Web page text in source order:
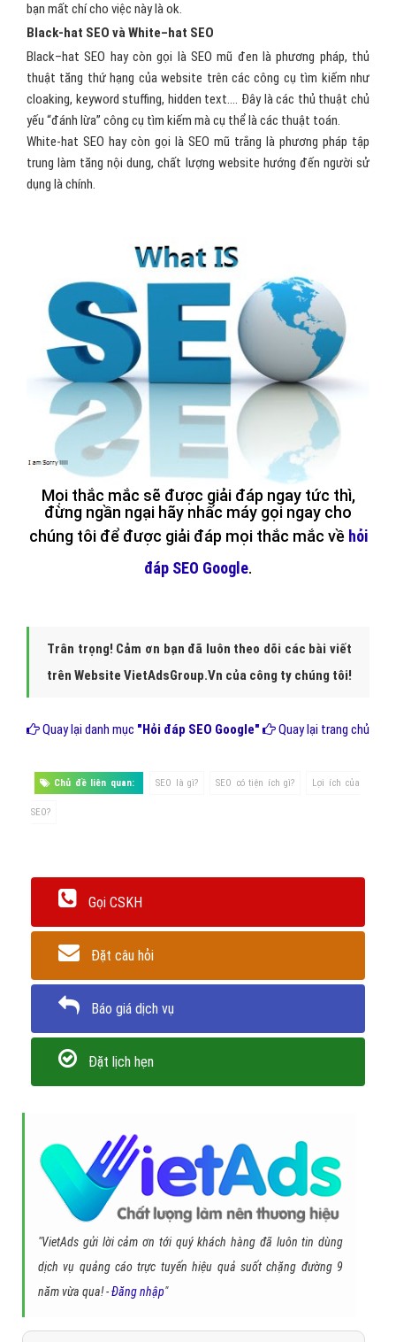
bạn mất chí cho việc này là ok.
Black-hat SEO và White–hat SEO
Black–hat SEO hay còn gọi là SEO mũ đen là phương pháp, thủ
thuật tăng thứ hạng của website trên các công cụ tìm kiếm như
cloaking, keyword stuffing, hidden text…. Đây là các thủ thuật chủ
yếu “đánh lừa” công cụ tìm kiếm mà cụ thể là các thuật toán.
White-hat SEO hay còn gọi là SEO mũ trắng là phương pháp tập
trung làm tăng nội dung, chất lượng website hướng đến người sử
dụng là chính.
Mọi thắc mắc sẽ được giải đáp ngay tức thì,
đừng ngần ngại hãy nhấc máy gọi ngay cho
chúng tôi để được giải đáp mọi thắc mắc về hỏi
đáp SEO Google.
Trân trọng! Cảm ơn bạn đã luôn theo dõi các bài viết
trên Website VietAdsGroup.Vn của công ty chúng tôi!
Quay lại danh mục "Hỏi đáp SEO Google" Quay lại trang chủ
Chủ đề liên quan: SEO là gì? SEO có tiện ích gì? Lợi ích của
SEO?
Gọi CSKH
Đặt câu hỏi
Báo giá dịch vụ
Đặt lịch hẹn
"VietAds gửi lời cảm ơn tới quý khách hàng đã luôn tin dùng
dịch vụ quảng cáo trực tuyến hiệu quả suốt chặng đường 9
năm vừa qua! -Đăng nhập"